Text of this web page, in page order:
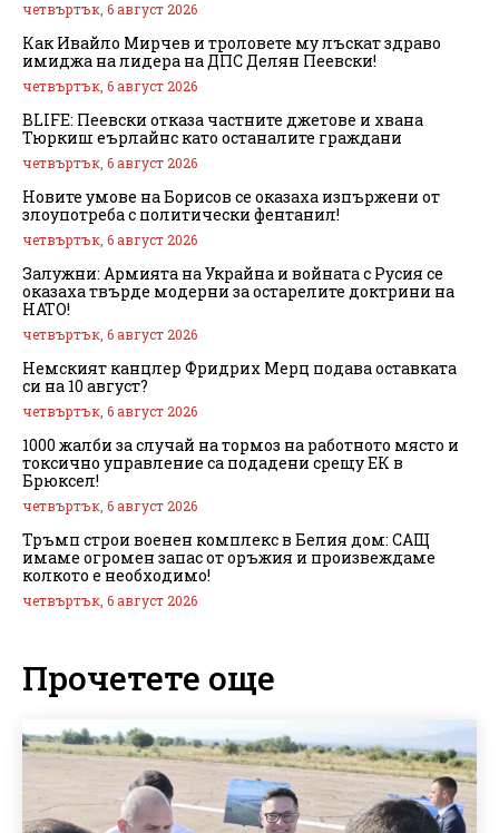
четвъртък, 6 август 2026
Как Ивайло Мирчев и троловете му лъскат здраво
имиджа на лидера на ДПС Делян Пеевски!
четвъртък, 6 август 2026
BLIFE: Пеевски отказа частните джетове и хвана
Тюркиш еърлайнс като останалите граждани
четвъртък, 6 август 2026
Новите умове на Борисов се оказаха изпържени от
злоупотреба с политически фентанил!
четвъртък, 6 август 2026
Залужни: Армията на Украйна и войната с Русия се
оказаха твърде модерни за остарелите доктрини на
НАТО!
четвъртък, 6 август 2026
Немският канцлер Фридрих Мерц подава оставката
си на 10 август?
четвъртък, 6 август 2026
1000 жалби за случай на тормоз на работното място и
токсично управление са подадени срещу ЕК в
Брюксел!
четвъртък, 6 август 2026
Тръмп строи военен комплекс в Белия дом: САЩ
имаме огромен запас от оръжия и произвеждаме
колкото е необходимо!
четвъртък, 6 август 2026
Прочетете още